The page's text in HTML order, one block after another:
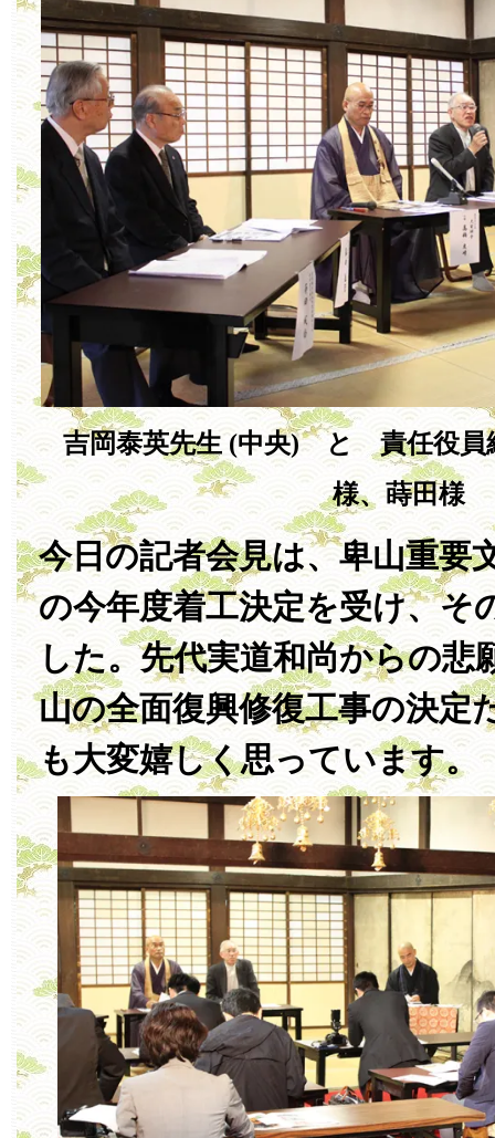
吉岡泰英先生 (中央) と 責任役員
様、蒔田様
今日の記者会見は、卑山重要
の今年度着工決定を受け、そ
した。先代実道和尚からの悲
山の全面復興修復工事の決定
も大変嬉しく思っています。